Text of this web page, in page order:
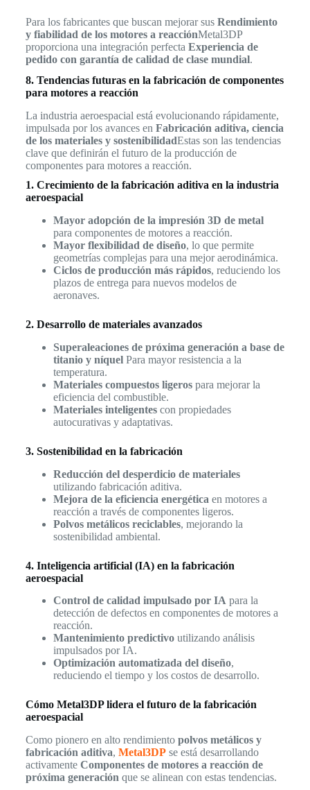
Para los fabricantes que buscan mejorar sus Rendimiento
y fiabilidad de los motores a reacciónMetal3DP
proporciona una integración perfecta Experiencia de
pedido con garantía de calidad de clase mundial.
8. Tendencias futuras en la fabricación de componentes
para motores a reacción
La industria aeroespacial está evolucionando rápidamente,
impulsada por los avances en Fabricación aditiva, ciencia
de los materiales y sostenibilidadEstas son las tendencias
clave que definirán el futuro de la producción de
componentes para motores a reacción.
1. Crecimiento de la fabricación aditiva en la industria
aeroespacial
Mayor adopción de la impresión 3D de metal
para componentes de motores a reacción.
Mayor flexibilidad de diseño, lo que permite
geometrías complejas para una mejor aerodinámica.
Ciclos de producción más rápidos, reduciendo los
plazos de entrega para nuevos modelos de
aeronaves.
2. Desarrollo de materiales avanzados
Superaleaciones de próxima generación a base de
titanio y níquelPara mayor resistencia a la
temperatura.
Materiales compuestos ligerospara mejorar la
eficiencia del combustible.
Materiales inteligentescon propiedades
autocurativas y adaptativas.
3. Sostenibilidad en la fabricación
Reducción del desperdicio de materiales
utilizando fabricación aditiva.
Mejora de la eficiencia energética en motores a
reacción a través de componentes ligeros.
Polvos metálicos reciclables, mejorando la
sostenibilidad ambiental.
4. Inteligencia artificial (IA) en la fabricación
aeroespacial
Control de calidad impulsado por IA para la
detección de defectos en componentes de motores a
reacción.
Mantenimiento predictivoutilizando análisis
impulsados por IA.
Optimización automatizada del diseño,
reduciendo el tiempo y los costos de desarrollo.
Cómo Metal3DP lidera el futuro de la fabricación
aeroespacial
Como pionero en alto rendimiento polvos metálicos y
fabricación aditiva, Metal3DPse está desarrollando
activamente Componentes de motores a reacción de
próxima generación que se alinean con estas tendencias.